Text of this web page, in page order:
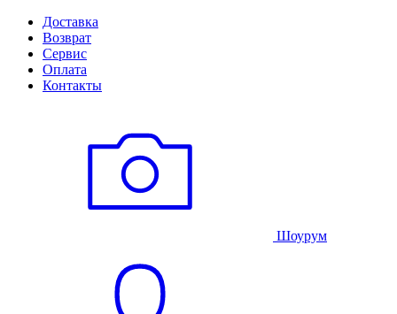
Доставка
Возврат
Сервис
Оплата
Контакты
Шоурум